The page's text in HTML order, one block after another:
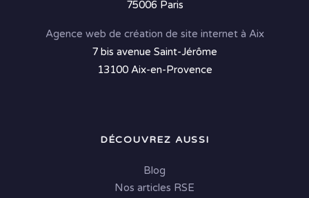
75006 Paris
Agence web de création de site internet à Aix
7 bis avenue Saint-Jérôme
13100 Aix-en-Provence
DÉCOUVREZ AUSSI
Blog
Nos articles RSE